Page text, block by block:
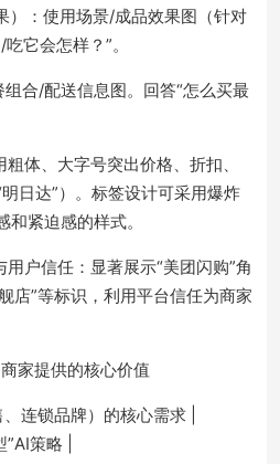
）：使用场景/成品效果图（针对
它会怎样？”。
合/配送信息图。回答“怎么买最
体、大字号突出价格、折扣、
日达”）。标签设计可采用爆炸
紧迫感的样式。
户信任：显著展示“美团闪购”角
店”等标识，利用平台信任为商家
家提供的核心价值
连锁品牌）的核心需求 |
策略 |